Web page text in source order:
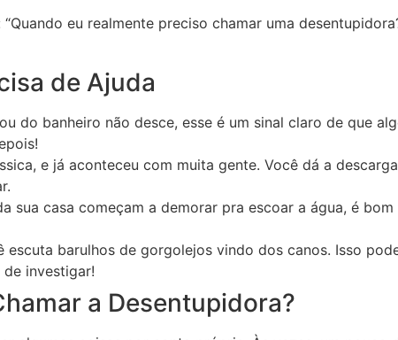
eu realmente preciso chamar uma
de Ajuda
do banheiro não desce, esse é um sinal claro de que
e já aconteceu com muita gente. Você dá a
sua casa começam a demorar pra escoar a água, é
escuta barulhos de gorgolejos vindo dos canos. Isso
investigar!
a Desentupidora?